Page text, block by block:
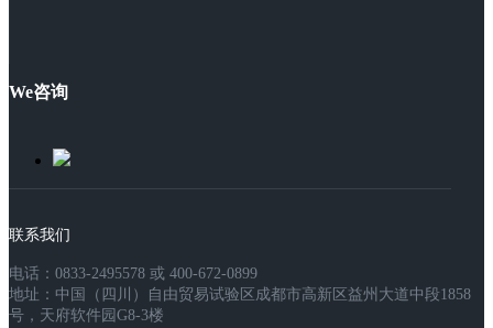
We咨询
联系我们
电话：0833-2495578 或 400-672-0899
地址：中国（四川）自由贸易试验区成都市高新区益州大道中段1858
号，天府软件园G8-3楼